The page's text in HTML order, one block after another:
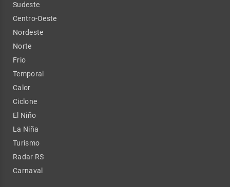
Sudeste
Centro-Oeste
Nordeste
Norte
Frio
Temporal
Calor
Ciclone
El Niño
La Niña
Turismo
Radar RS
Carnaval